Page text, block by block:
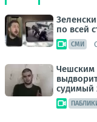
по всей
СМИ
Чешским
судимый